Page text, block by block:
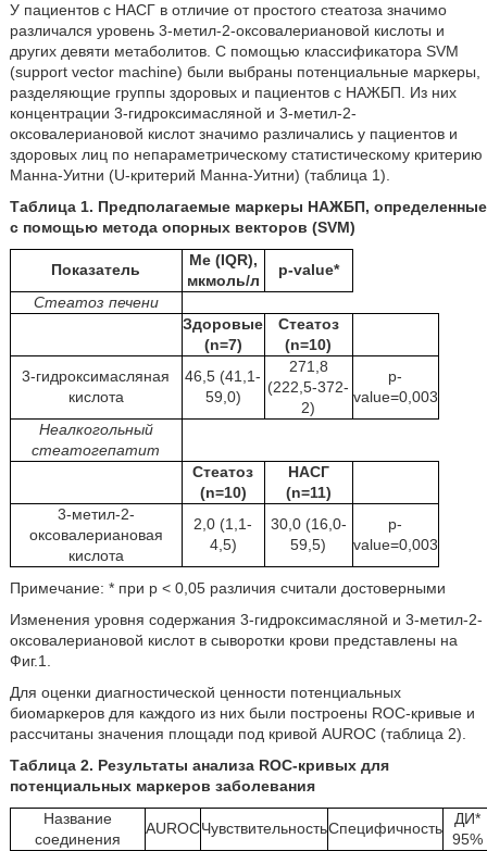
У пациентов с НАСГ в отличие от простого стеатоза значимо
различался уровень 3-метил-2-оксовалериановой кислоты и
других девяти метаболитов. С помощью классификатора SVM
(support vector machine) были выбраны потенциальные маркеры,
разделяющие группы здоровых и пациентов с НАЖБП. Из них
концентрации 3-гидроксимасляной и 3-метил-2-
оксовалериановой кислот значимо различались у пациентов и
здоровых лиц по непараметрическому статистическому критерию
Манна-Уитни (U-критерий Манна-Уитни) (таблица 1).
Таблица 1. Предполагаемые маркеры НАЖБП, определенные
с помощью метода опорных векторов (SVM)
Показатель
Me (IQR),
мкмоль/л
p-value*
Стеатоз печени
Здоровые
(n=7)
Стеатоз
(n=10)
3-гидроксимасляная
кислота
46,5 (41,1-
59,0)
271,8
(222,5-372-
2)
p-
value=0,003
Неалкогольный
стеатогепатит
Стеатоз
(n=10)
НАСГ
(n=11)
3-метил-2-
оксовалериановая
кислота
2,0 (1,1-
4,5)
30,0 (16,0-
59,5)
p-
value=0,003
Примечание: * при p < 0,05 различия считали достоверными
Изменения уровня содержания 3-гидроксимасляной и 3-метил-2-
оксовалериановой кислот в сыворотки крови представлены на
Фиг.1.
Для оценки диагностической ценности потенциальных
биомаркеров для каждого из них были построены ROC-кривые и
рассчитаны значения площади под кривой AUROC (таблица 2).
Таблица 2. Результаты анализа ROC-кривых для
потенциальных маркеров заболевания
Название
соединения
AUROCЧувствительностьСпецифичность
ДИ*
95%